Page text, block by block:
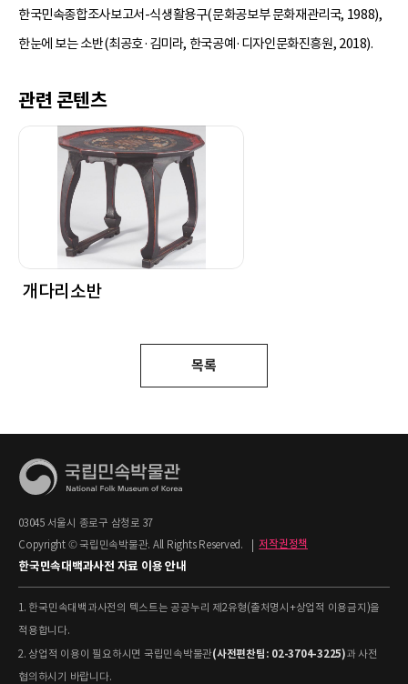
한국민속종합조사보고서-식생활용구(문화공보부 문화재관리국, 1988),
한눈에 보는 소반(최공호·김미라, 한국공예·디자인문화진흥원, 2018).
관련 콘텐츠
개다리소반
목록
03045 서울시 종로구 삼청로 37
Copyright © 국립민속박물관. All Rights Reserved.
저작권정책
한국민속대백과사전 자료 이용 안내
1. 한국민속대백과사전의 텍스트는 공공누리 제2유형(출처명시+상업적 이용금지)을
적용합니다.
2. 상업적 이용이 필요하시면 국립민속박물관(사전편찬팀: 02-3704-3225)과 사전
협의하시기 바랍니다.